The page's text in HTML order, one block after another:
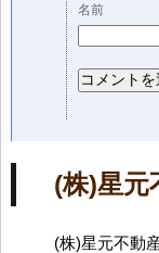
名前
(株)星元
(株)星元不動